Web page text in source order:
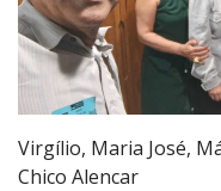
Virgílio, Maria José,
Chico Alencar